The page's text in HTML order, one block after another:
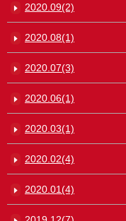
2020.09(2)
2020.08(1)
2020.07(3)
2020.06(1)
2020.03(1)
2020.02(4)
2020.01(4)